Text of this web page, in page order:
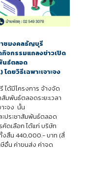
าชมงคลธัญบุรี
กิจกรรมแถลงข่าวเปิด
นธ์ตลอด
โดยวิธีเฉพาะเจาะจง
ได้มีโครงการ จ้างจัด
มพันธ์ตลอดระยะเวลา
าะจง นั้น
ประชาสัมพันธ์ตลอด
คัดเลือก ได้แก่ บริษัท
งสิ้น 440,000.- บาท (สี่
อื่น ค่าขนส่ง ค่าจด